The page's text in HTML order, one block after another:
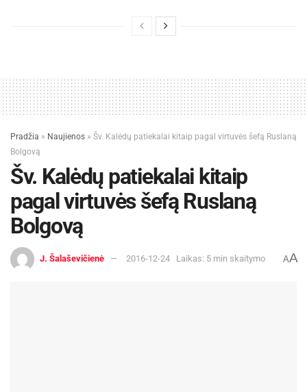
Pradžia » Naujienos » Šv. Kalėdų patiekalai kitaip pagal virtuvės šefą Ruslaną
Bolgovą
Šv. Kalėdų patiekalai kitaip
pagal virtuvės šefą Ruslaną
Bolgovą
J. Šalaševičienė 2016-12-24 Laikas: 5 min skaitymo AA